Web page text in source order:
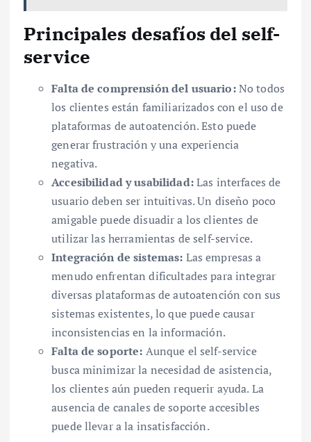
Principales desafíos del self-
service
Falta de comprensión del usuario:No todos
los clientes están familiarizados con el uso de
plataformas de autoatención. Esto puede
generar frustración y una experiencia
negativa.
Accesibilidad y usabilidad:Las interfaces de
usuario deben ser intuitivas. Un diseño poco
amigable puede disuadir a los clientes de
utilizar las herramientas de self-service.
Integración de sistemas: Las empresas a
menudo enfrentan dificultades para integrar
diversas plataformas de autoatención con sus
sistemas existentes, lo que puede causar
inconsistencias en la información.
Falta de soporte: Aunque el self-service
busca minimizar la necesidad de asistencia,
los clientes aún pueden requerir ayuda. La
ausencia de canales de soporte accesibles
puede llevar a la insatisfacción.